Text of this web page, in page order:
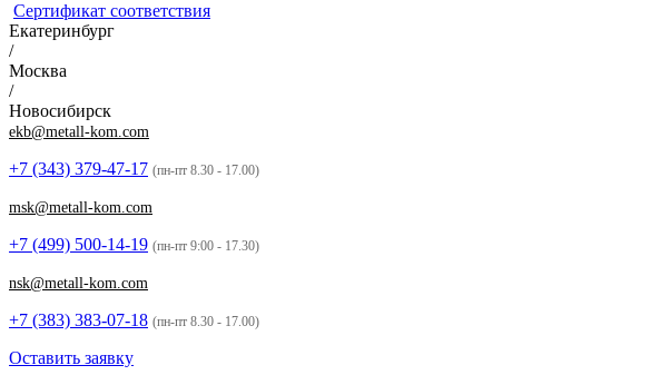
Сертификат соответствия
Екатеринбург
/
Москва
/
Новосибирск
ekb@metall-kom.com
+7 (343) 379-47-17 (пн-пт 8.30 - 17.00)
msk@metall-kom.com
+7 (499) 500-14-19 (пн-пт 9:00 - 17.30)
nsk@metall-kom.com
+7 (383) 383-07-18 (пн-пт 8.30 - 17.00)
Оставить заявку